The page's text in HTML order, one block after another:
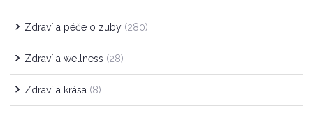
Zdraví a péče o zuby (280)
Zdraví a wellness (28)
Zdraví a krása (8)